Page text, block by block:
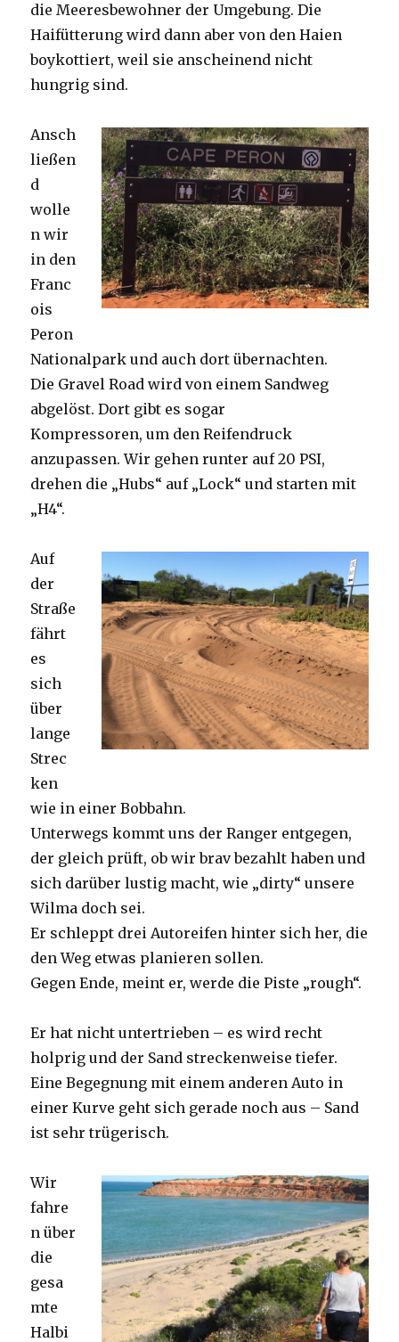
die Meeresbewohner der Umgebung. Die
Haifütterung wird dann aber von den Haien
boykottiert, weil sie anscheinend nicht
hungrig sind.
Ansch
ließen
d
wolle
n wir
in den
Franc
ois
Peron
Nationalpark und auch dort übernachten.
Die Gravel Road wird von einem Sandweg
abgelöst. Dort gibt es sogar
Kompressoren, um den Reifendruck
anzupassen. Wir gehen runter auf 20 PSI,
drehen die „Hubs“ auf „Lock“ und starten mit
„H4“.
Auf
der
Straße
fährt
es
sich
über
lange
Strec
ken
wie in einer Bobbahn.
Unterwegs kommt uns der Ranger entgegen,
der gleich prüft, ob wir brav bezahlt haben und
sich darüber lustig macht, wie „dirty“ unsere
Wilma doch sei.
Er schleppt drei Autoreifen hinter sich her, die
den Weg etwas planieren sollen.
Gegen Ende, meint er, werde die Piste „rough“.
Er hat nicht untertrieben – es wird recht
holprig und der Sand streckenweise tiefer.
Eine Begegnung mit einem anderen Auto in
einer Kurve geht sich gerade noch aus – Sand
ist sehr trügerisch.
Wir
fahre
n über
die
gesa
mte
Halbi